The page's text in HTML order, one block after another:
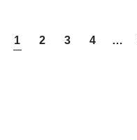
1 2 3 4 …